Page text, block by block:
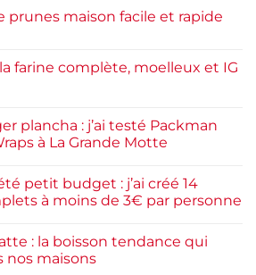
prunes maison facile et rapide
farine complète, moelleux et IG
plancha : j’ai testé Packman
à La Grande Motte
petit budget : j’ai créé 14
à moins de 3€ par personne
: la boisson tendance qui
nos maisons